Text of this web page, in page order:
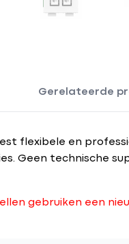
Gerelateerde
flexibele en
Geen technische
gebruiken een